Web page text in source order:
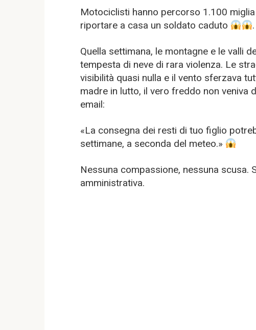
Motociclisti hanno percorso 1.100
riportare a casa un soldato caduto
.
Quella settimana, le montagne e le valli
tempesta di neve di rara violenza. Le
visibilità quasi nulla e il vento sferzava
madre in lutto, il vero freddo non veniva
email:
«La consegna dei resti di tuo figlio
settimane, a seconda del meteo.»
Nessuna compassione, nessuna scusa.
amministrativa.